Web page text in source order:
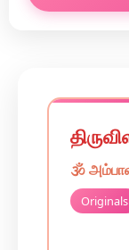
🕉️
Originals